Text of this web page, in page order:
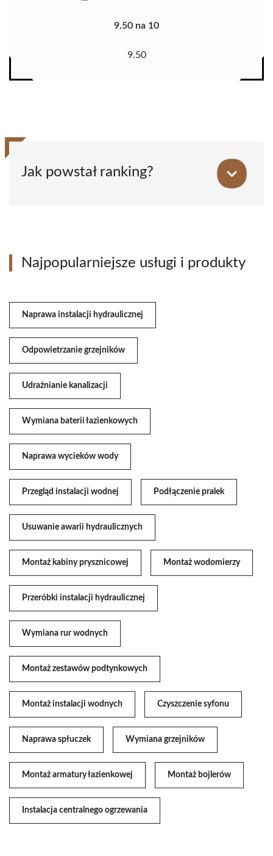
9.50 na 10
9.50
Jak powstał ranking?
Najpopularniejsze usługi i produkty
Naprawa instalacji hydraulicznej
Odpowietrzanie grzejników
Udrażnianie kanalizacji
Wymiana baterii łazienkowych
Naprawa wycieków wody
Przegląd instalacji wodnej Podłączenie pralek
Usuwanie awarii hydraulicznych
Montaż kabiny prysznicowej Montaż wodomierzy
Przeróbki instalacji hydraulicznej
Wymiana rur wodnych
Montaż zestawów podtynkowych
Montaż instalacji wodnych Czyszczenie syfonu
Naprawa spłuczek Wymiana grzejników
Montaż armatury łazienkowej Montaż bojlerów
Instalacja centralnego ogrzewania